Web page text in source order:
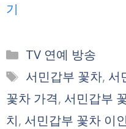
기
카
테
리
TV 연예 방송
태
그
서민갑부 꽃차, 서
꽃차 가격, 서민갑부
치, 서민갑부 꽃차 이